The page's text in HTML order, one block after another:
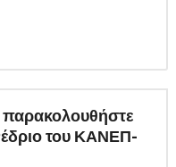
παρακολουθήστε
του ΚΑΝΕΠ-